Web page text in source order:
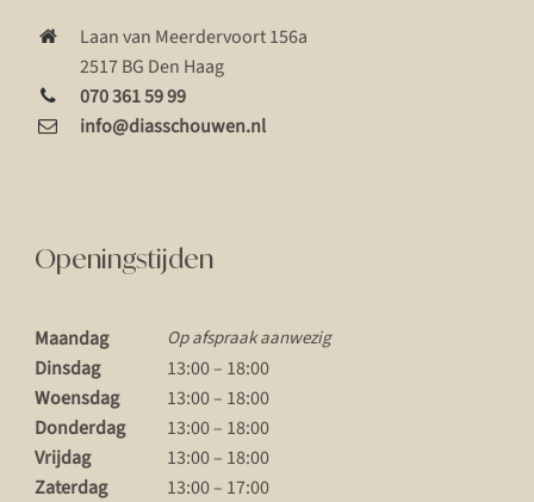
Laan van Meerdervoort 156a
2517 BG Den Haag
070 361 59 99
info@diasschouwen.nl
Openingstijden
Maandag Op afspraak aanwezig
Dinsdag
13:00 – 18:00
Woensdag
13:00 – 18:00
Donderdag
13:00 – 18:00
Vrijdag
13:00 – 18:00
Zaterdag
13:00 – 17:00